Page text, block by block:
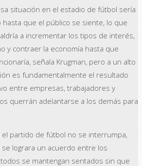
situación en el estadio de fútbol sería
que el público se siente, lo que
a incrementar los tipos de interés,
y contraer la economía hasta que
señala Krugman, pero a un alto
es fundamentalmente el resultado
entre empresas, trabajadores y
querrán adelantarse a los demás para
partido de fútbol no se interrumpa,
se lograra un acuerdo entre los
se mantengan sentados sin que